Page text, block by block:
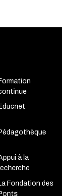
à la
Fondation des